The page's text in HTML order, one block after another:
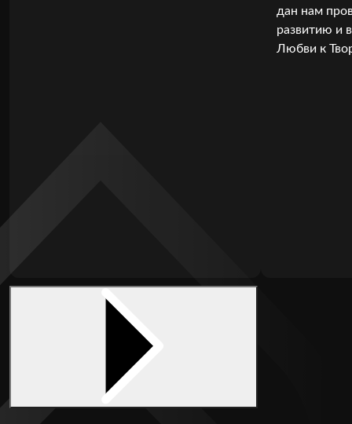
дан нам
развитию и
Любви к